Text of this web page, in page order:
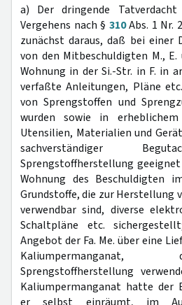
a) Der dringende
Vergehens nach § 310Abs. 1 Nr.
zunächst daraus, daß bei einer
von den Mitbeschuldigten M.,
Wohnung in der Si.-Str. in F. in
verfaßte Anleitungen, Pläne
von Sprengstoffen und
wurden sowie in
Utensilien, Materialien und
sachverständiger
Sprengstoffherstellung
Wohnung des Beschuldigten
Grundstoffe, die zur Herstellung
verwendbar sind, diverse
Schaltpläne etc.
Angebot der Fa. Me. über eine
Sprengstoffherstellung
Kaliumpermanganat hatte der